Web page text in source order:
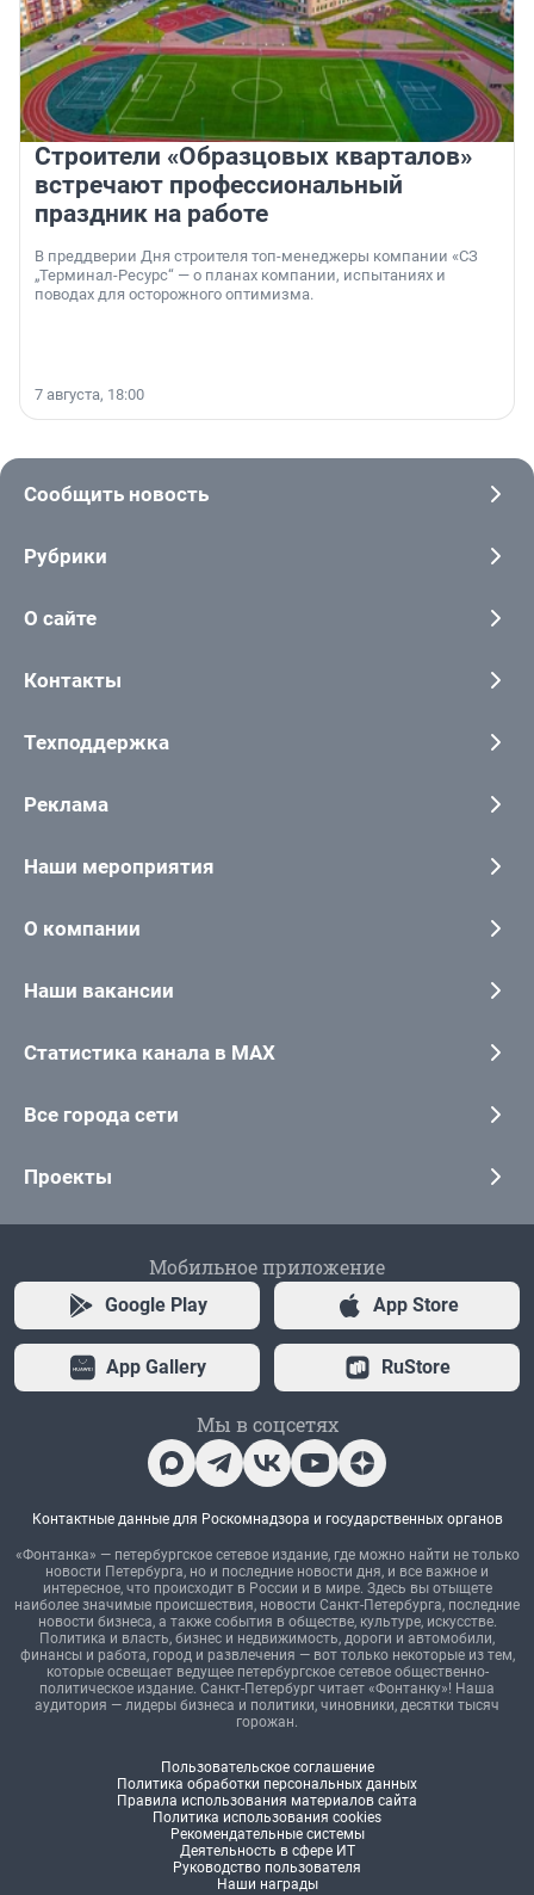
Строители «Образцовых кварталов»
встречают профессиональный
праздник на работе
В преддверии Дня строителя топ-менеджеры компании «СЗ
„Терминал-Ресурс“ — о планах компании, испытаниях и
поводах для осторожного оптимизма.
7 августа, 18:00
Сообщить новость
Рубрики
О сайте
Контакты
Техподдержка
Реклама
Наши мероприятия
О компании
Наши вакансии
Статистика канала в MAX
Все города сети
Проекты
Мобильное приложение
Google Play App Store
App Gallery RuStore
Мы в соцсетях
Контактные данные для Роскомнадзора и государственных органов
«Фонтанка» — петербургское сетевое издание, где можно найти не только
новости Петербурга, но и последние новости дня, и все важное и
интересное, что происходит в России и в мире. Здесь вы отыщете
наиболее значимые происшествия, новости Санкт-Петербурга, последние
новости бизнеса, а также события в обществе, культуре, искусстве.
Политика и власть, бизнес и недвижимость, дороги и автомобили,
финансы и работа, город и развлечения — вот только некоторые из тем,
которые освещает ведущее петербургское сетевое общественно-
политическое издание. Санкт-Петербург читает «Фонтанку»! Наша
аудитория — лидеры бизнеса и политики, чиновники, десятки тысяч
горожан.
Пользовательское соглашение
Политика обработки персональных данных
Правила использования материалов сайта
Политика использования cookies
Рекомендательные системы
Деятельность в сфере ИТ
Руководство пользователя
Наши награды